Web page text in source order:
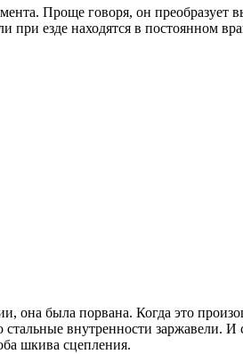
Проще говоря, он преобразует
езде находятся в постоянном
она была порвана. Когда это
внутренности заржавели.
шкива сцепления.